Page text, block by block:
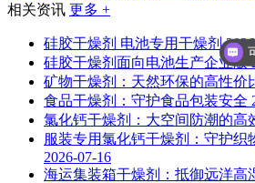
相关资讯 更多 +
硅胶干燥剂 电池专用干燥剂
硅胶干燥剂面向电池生产企业版
矿物干燥剂：天然环保的高性价
食品干燥剂：守护食品包装安全
氯化钙干燥剂：大空间防潮的高
服装专用氯化钙干燥剂：守护织
2026-07-16
海运集装箱干燥剂：抵御远洋高